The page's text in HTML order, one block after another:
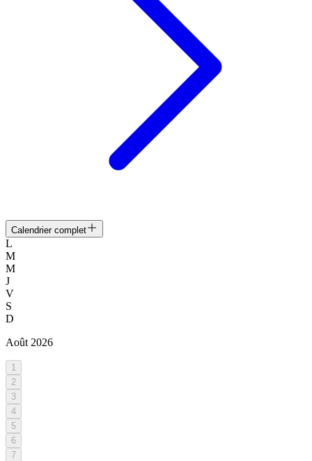
Calendrier complet
L
M
M
J
V
S
D
Août 2026
1
2
3
4
5
6
7